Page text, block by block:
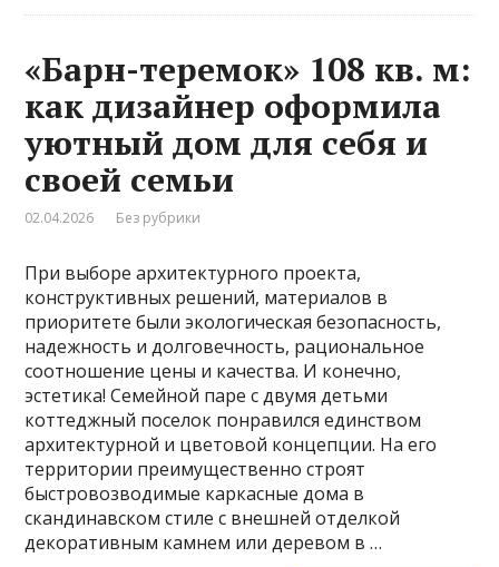
«Барн-теремок» 108 кв. м:
как дизайнер оформила
уютный дом для себя и
своей семьи
02.04.2026 Без рубрики
При выборе архитектурного проекта,
конструктивных решений, материалов в
приоритете были экологическая безопасность,
надежность и долговечность, рациональное
соотношение цены и качества. И конечно,
эстетика! Семейной паре с двумя детьми
коттеджный поселок понравился единством
архитектурной и цветовой концепции. На его
территории преимущественно строят
быстровозводимые каркасные дома в
скандинавском стиле с внешней отделкой
декоративным камнем или деревом в …